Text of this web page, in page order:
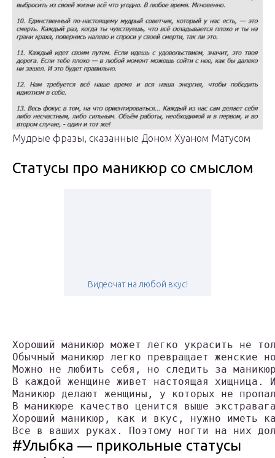
Мудрые фразы, сказанные Доном Хуаном Матусом
Статусы про маникюр со смыслом
Видеочат на любой вкус!
Хороший маникюр может легко украсить не
Обычный маникюр легко превращает женские
Можно не любить себя, но следить за
В каждой женщине живет настоящая
Маникюр делают женщины, у которых не
В маникюре качество ценится выше
Хороший маникюр, как и вкус, нужно иметь
Все в ваших руках. Поэтому ногти на них
#Улыбка ― прикольные статусы